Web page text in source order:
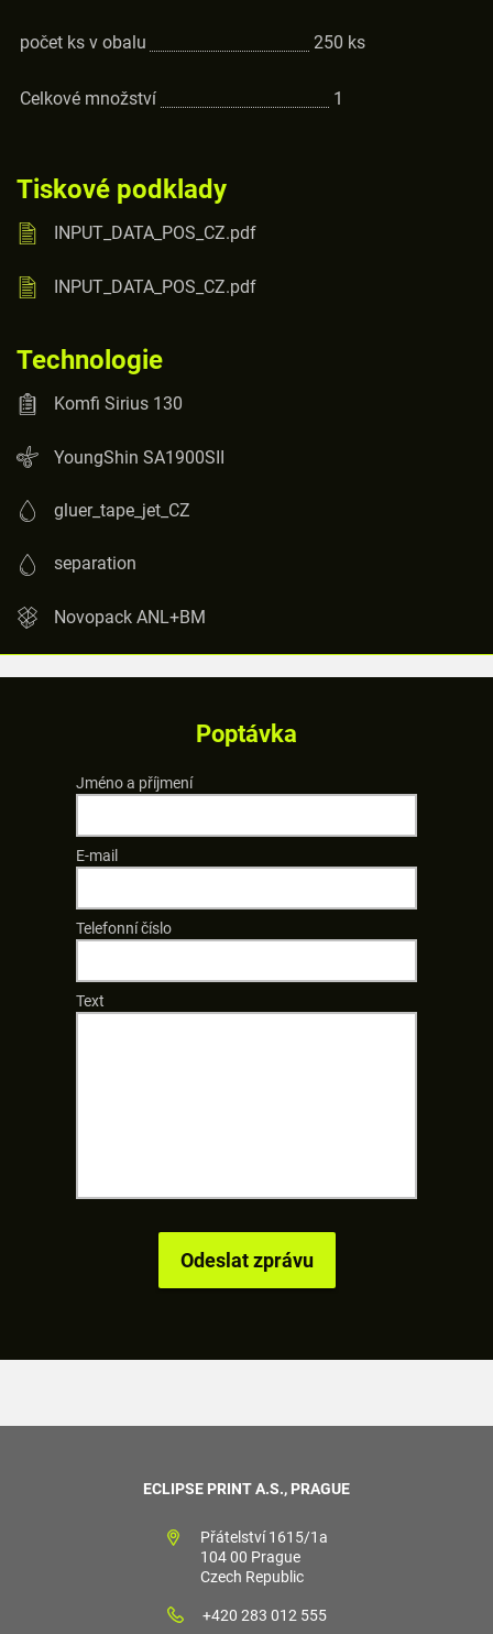
počet ks v obalu 250 ks
Celkové množství 1
Tiskové podklady
INPUT_DATA_POS_CZ.pdf
INPUT_DATA_POS_CZ.pdf
Technologie
Komfi Sirius 130
YoungShin SA1900SII
gluer_tape_jet_CZ
separation
Novopack ANL+BM
Poptávka
Jméno a příjmení
E-mail
Telefonní číslo
Text
ECLIPSE PRINT A.S., PRAGUE
Přátelství 1615/1a
104 00 Prague
Czech Republic
+420 283 012 555